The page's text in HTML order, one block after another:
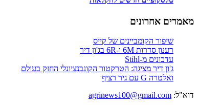
מאמרים אחרונים
שיפור הקומביינים של קייס
רענון סדרות 6M ו-6R בג'ון דיר
עדכונים מ-Stihl
ג'ון דיר מציגה: הטרקטור הקונבנציונלי החזק בעולם
ואלטרה G עם גיר רציף
דוא"ל: agrinews100@gmail.com